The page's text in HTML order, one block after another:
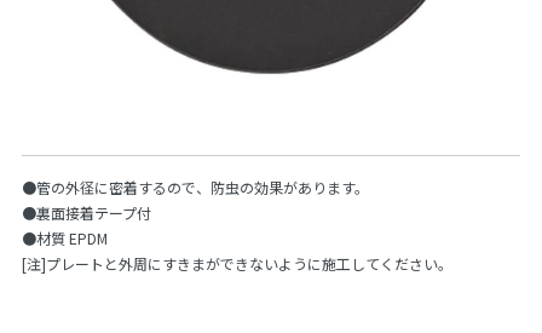
●管の外径に密着するので、防虫の効果があります。
●裏面接着テープ付
●材質 EPDM
[注]プレートと外周にすきまができないように施工してください。